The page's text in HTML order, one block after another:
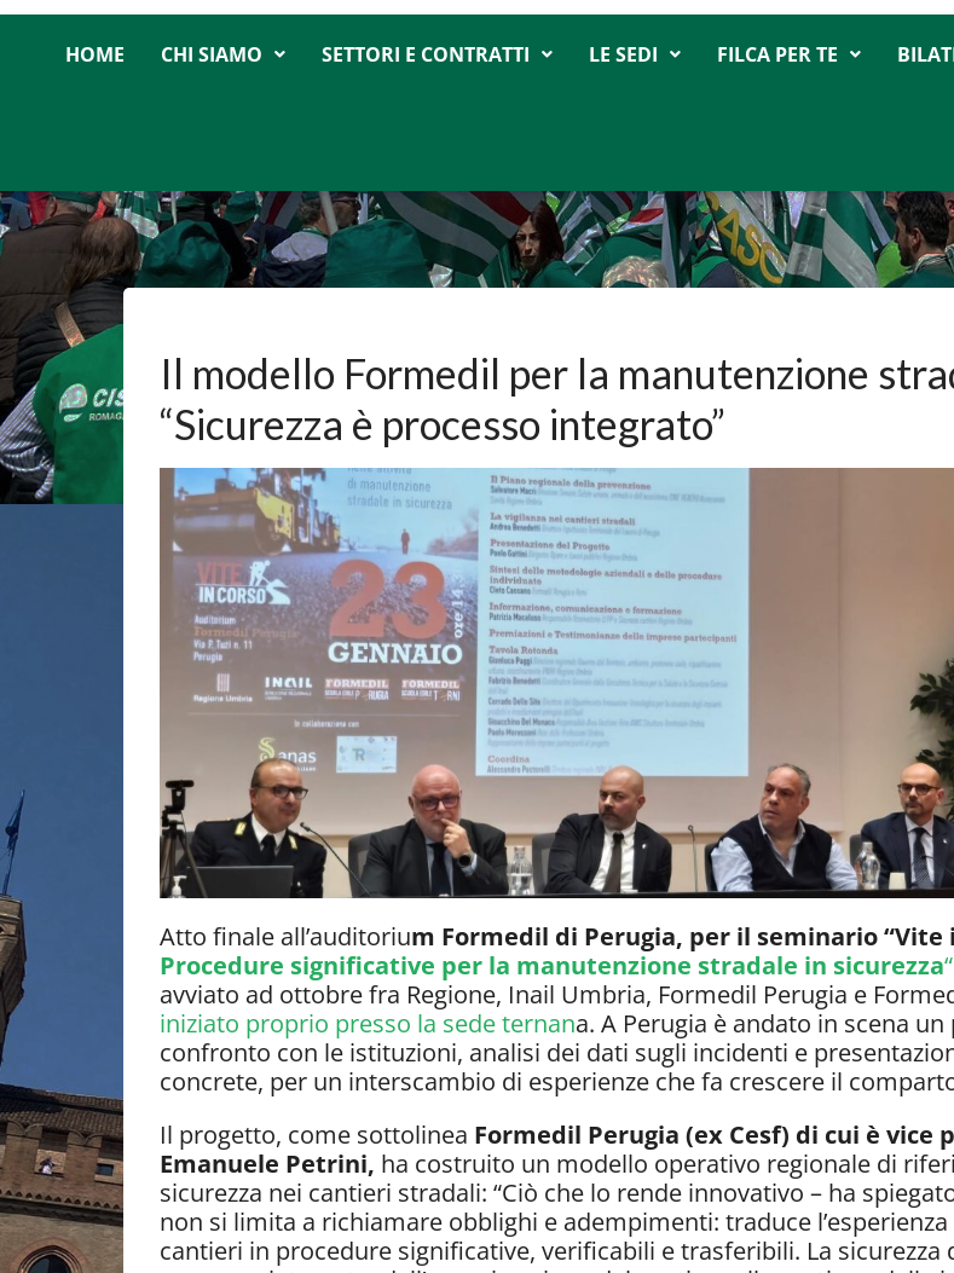
HOME CHI SIAMO SETTORI E CONTRATTI LE SEDI FILCA PER TE
Il modello Formedil per la manutenzione
“Sicurezza è processo integrato”
Atto finale all’auditorium Formedil di Perugia, per il seminario “Vite
Procedure significative per la manutenzione stradale in sicurezza
avviato ad ottobre fra Regione, Inail Umbria, Formedil Perugia e
iniziato proprio presso la sede ternana. A Perugia è andato in scena
confronto con le istituzioni, analisi dei dati sugli incidenti e
concrete, per un interscambio di esperienze che fa crescere il
Il progetto, come sottolinea Formedil Perugia (ex Cesf) di cui è vice
Emanuele Petrini, ha costruito un modello operativo regionale di
sicurezza nei cantieri stradali: “Ciò che lo rende innovativo – ha
non si limita a richiamare obblighi e adempimenti: traduce
cantieri in procedure significative, verificabili e trasferibili. La sicurezza